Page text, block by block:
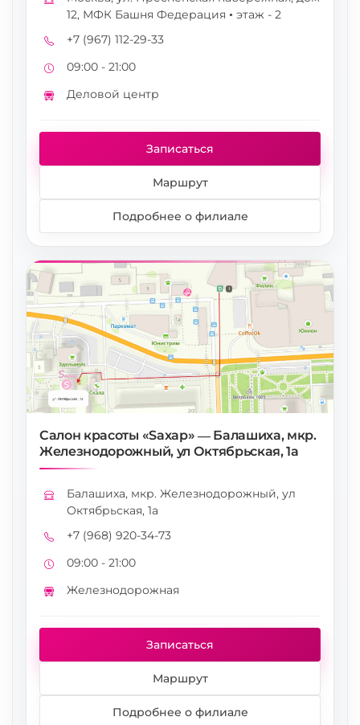
Адрес
12, МФК Башня Федерация • этаж - 2
Телефон
+7 (967) 112-29-33
Режим работы
09:00 - 21:00
Метро
Деловой центр
Записаться
Маршрут
Подробнее о филиале
Салон красоты «Saxap» — Балашиха, мкр.
Железнодорожный, ул Октябрьская, 1а
Адрес
Балашиха, мкр. Железнодорожный, ул
Октябрьская, 1а
Телефон
+7 (968) 920-34-73
Режим работы
09:00 - 21:00
Метро
Железнодорожная
Записаться
Маршрут
Подробнее о филиале